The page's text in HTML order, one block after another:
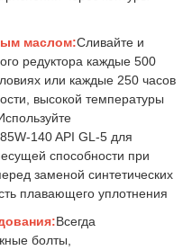
маслом:Сливайте и
редуктора каждые 500
или каждые 250 часов
высокой температуры
140 API GL-5 для
способности при
заменой синтетических
плавающего уплотнения
Всегда
болты,